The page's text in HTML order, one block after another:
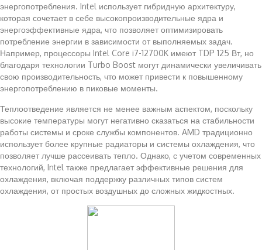
энергопотребления. Intel использует гибридную архитектуру,
которая сочетает в себе высокопроизводительные ядра и
энергоэффективные ядра, что позволяет оптимизировать
потребление энергии в зависимости от выполняемых задач.
Например, процессоры Intel Core i7-12700K имеют TDP 125 Вт, но
благодаря технологии Turbo Boost могут динамически увеличивать
свою производительность, что может привести к повышенному
энергопотреблению в пиковые моменты.
Теплоотведение является не менее важным аспектом, поскольку
высокие температуры могут негативно сказаться на стабильности
работы системы и сроке службы компонентов. AMD традиционно
использует более крупные радиаторы и системы охлаждения, что
позволяет лучше рассеивать тепло. Однако, с учетом современных
технологий, Intel также предлагает эффективные решения для
охлаждения, включая поддержку различных типов систем
охлаждения, от простых воздушных до сложных жидкостных.